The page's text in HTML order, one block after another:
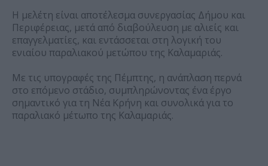
Η μελέτη είναι αποτέλεσμα συνεργασίας Δήμου και
Περιφέρειας, μετά από διαβούλευση με αλιείς και
επαγγελματίες, και εντάσσεται στη λογική του
ενιαίου παραλιακού μετώπου της Καλαμαριάς.
Με τις υπογραφές της Πέμπτης, η ανάπλαση περνά
στο επόμενο στάδιο, συμπληρώνοντας ένα έργο
σημαντικό για τη Νέα Κρήνη και συνολικά για το
παραλιακό μέτωπο της Καλαμαριάς.